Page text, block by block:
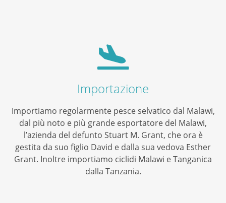
Importazione
Importiamo regolarmente pesce selvatico dal Malawi,
dal più noto e più grande esportatore del Malawi,
l’azienda del defunto Stuart M. Grant, che ora è
gestita da suo figlio David e dalla sua vedova Esther
Grant. Inoltre importiamo ciclidi Malawi e Tanganica
dalla Tanzania.